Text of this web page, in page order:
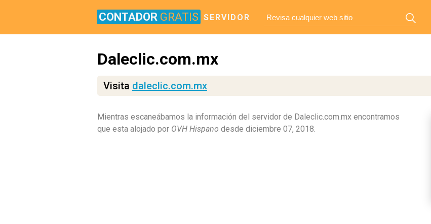
CONTADOR GRATIS SERVIDOR
Daleclic.com.mx
Visita daleclic.com.mx
Mientras escaneábamos la información del servidor de Daleclic.com.mx encontramos
que esta alojado por OVH Hispano desde diciembre 07, 2018.